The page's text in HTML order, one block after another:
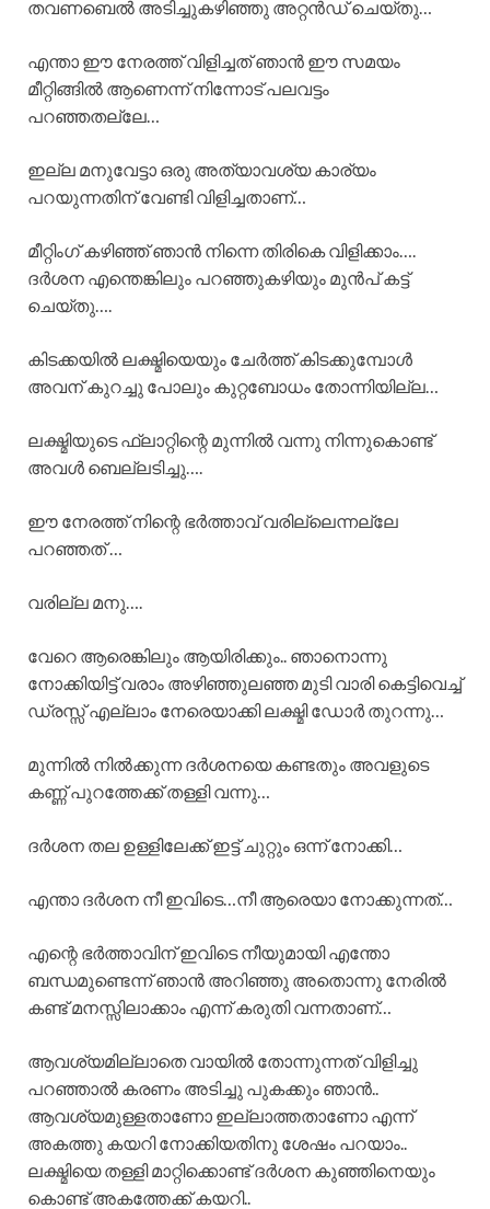
തവണബെൽ അടിച്ചുകഴിഞ്ഞു അറ്റൻഡ് ചെയ്തു…
എന്താ ഈ നേരത്ത് വിളിച്ചത് ഞാൻ ഈ സമയം
മീറ്റിങ്ങിൽ ആണെന്ന് നിന്നോട് പലവട്ടം
പറഞ്ഞതല്ലേ…
ഇല്ല മനുവേട്ടാ ഒരു അത്യാവശ്യ കാര്യം
പറയുന്നതിന് വേണ്ടി വിളിച്ചതാണ്…
മീറ്റിംഗ് കഴിഞ്ഞ് ഞാൻ നിന്നെ തിരികെ വിളിക്കാം….
ദർശന എന്തെങ്കിലും പറഞ്ഞുകഴിയും മുൻപ് കട്ട്
ചെയ്തു….
കിടക്കയിൽ ലക്ഷ്മിയെയും ചേർത്ത് കിടക്കുമ്പോൾ
അവന് കുറച്ചു പോലും കുറ്റബോധം തോന്നിയില്ല…
ലക്ഷ്മിയുടെ ഫ്ലാറ്റിന്റെ മുന്നിൽ വന്നു നിന്നുകൊണ്ട്
അവൾ ബെല്ലടിച്ചു….
ഈ നേരത്ത് നിന്റെ ഭർത്താവ് വരില്ലെന്നല്ലേ
പറഞ്ഞത് …
വരില്ല മനു….
വേറെ ആരെങ്കിലും ആയിരിക്കും.. ഞാനൊന്നു
നോക്കിയിട്ട് വരാം അഴിഞ്ഞുലഞ്ഞ മുടി വാരി കെട്ടിവെച്ച്
ഡ്രസ്സ് എല്ലാം നേരെയാക്കി ലക്ഷ്മി ഡോർ തുറന്നു…
മുന്നിൽ നിൽക്കുന്ന ദർശനയെ കണ്ടതും അവളുടെ
കണ്ണ് പുറത്തേക്ക് തള്ളി വന്നു…
ദർശന തല ഉള്ളിലേക്ക് ഇട്ട് ചുറ്റും ഒന്ന് നോക്കി…
എന്താ ദർശന നീ ഇവിടെ…നീ ആരെയാ നോക്കുന്നത്…
എന്റെ ഭർത്താവിന് ഇവിടെ നീയുമായി എന്തോ
ബന്ധമുണ്ടെന്ന് ഞാൻ അറിഞ്ഞു അതൊന്നു നേരിൽ
കണ്ട് മനസ്സിലാക്കാം എന്ന് കരുതി വന്നതാണ്…
ആവശ്യമില്ലാതെ വായിൽ തോന്നുന്നത് വിളിച്ചു
പറഞ്ഞാൽ കരണം അടിച്ചു പുകക്കും ഞാൻ..
ആവശ്യമുള്ളതാണോ ഇല്ലാത്തതാണോ എന്ന്
അകത്തു കയറി നോക്കിയതിനു ശേഷം പറയാം..
ലക്ഷ്മിയെ തള്ളി മാറ്റിക്കൊണ്ട് ദർശന കുഞ്ഞിനെയും
കൊണ്ട് അകത്തേക്ക് കയറി..